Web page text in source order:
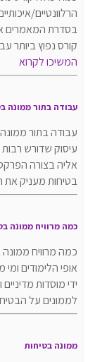
הרלוונטיים/
בסדרת המאמרים
קורס נפוץ ביותר
המשיכו לקרוא
עבודה בתור ממונה
עבודה בתור
עיסוק שדורש
אליה בצורה
בטיחות מעניק את
כמה מרוויח ממונה
כמה מרוויח
אופי הלימודים
ידי מוסדות
לממונים על
ממונה בטיחות